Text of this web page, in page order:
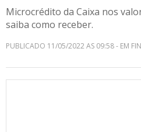
Microcrédito da Caixa nos
saiba como receber.
PUBLICADO 11/05/2022 AS 09:58 - EM